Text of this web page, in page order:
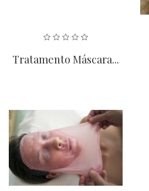
Tratamento Máscara...